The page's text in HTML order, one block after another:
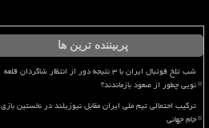
پربیننده ترین ها
شب تلخ فوتبال ایران با ۳ نتیجه دور از انتظار شاگردان قلعه
نویی چطور از صعود بازماندند؟
ترکیب احتمالی تیم ملی ایران مقابل نیوزیلند در نخستین بازی
جام جهانی